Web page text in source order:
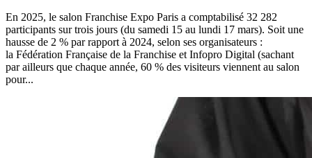
En 2025, le salon Franchise Expo Paris a comptabilisé 32 282
participants sur trois jours (du samedi 15 au lundi 17 mars). Soit une
hausse de 2 % par rapport à 2024, selon ses organisateurs :
la Fédération Française de la Franchise et Infopro Digital (sachant
par ailleurs que chaque année, 60 % des visiteurs viennent au salon
pour...